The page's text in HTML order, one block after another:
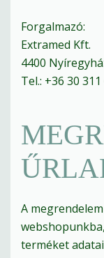
Forgalmazó:
Extramed Kft.
4400
Tel.: +36 30
A
terméket